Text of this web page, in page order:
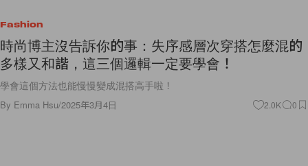
Fashion
時尚博主沒告訴你的事：失序感層次穿搭怎麼混的
多樣又和諧，這三個邏輯一定要學會！
學會這個方法也能慢慢變成混搭高手啦！
By Emma Hsu/2025年3月4日 2.0K 0